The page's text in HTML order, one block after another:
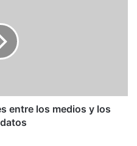
entre los medios y los